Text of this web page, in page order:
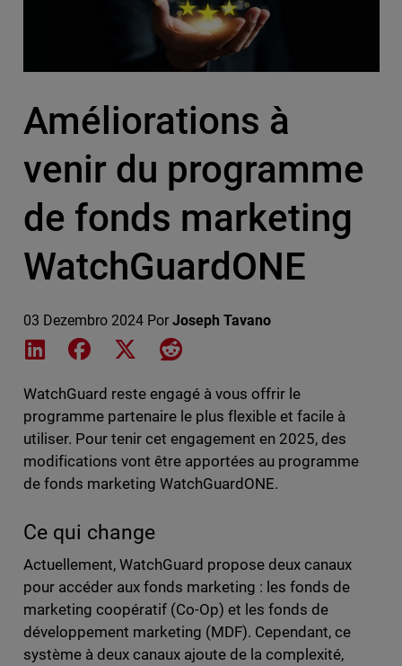
Améliorations à
venir du programme
de fonds marketing
WatchGuardONE
03 Dezembro 2024 Por Joseph Tavano
Share on LinkedIn
Share on Facebook
Share on XShare on Reddit
WatchGuard reste engagé à vous offrir le
programme partenaire le plus flexible et facile à
utiliser. Pour tenir cet engagement en 2025, des
modifications vont être apportées au programme
de fonds marketing WatchGuardONE.
Ce qui change
Actuellement, WatchGuard propose deux canaux
pour accéder aux fonds marketing : les fonds de
marketing coopératif (Co-Op) et les fonds de
développement marketing (MDF). Cependant, ce
système à deux canaux ajoute de la complexité,